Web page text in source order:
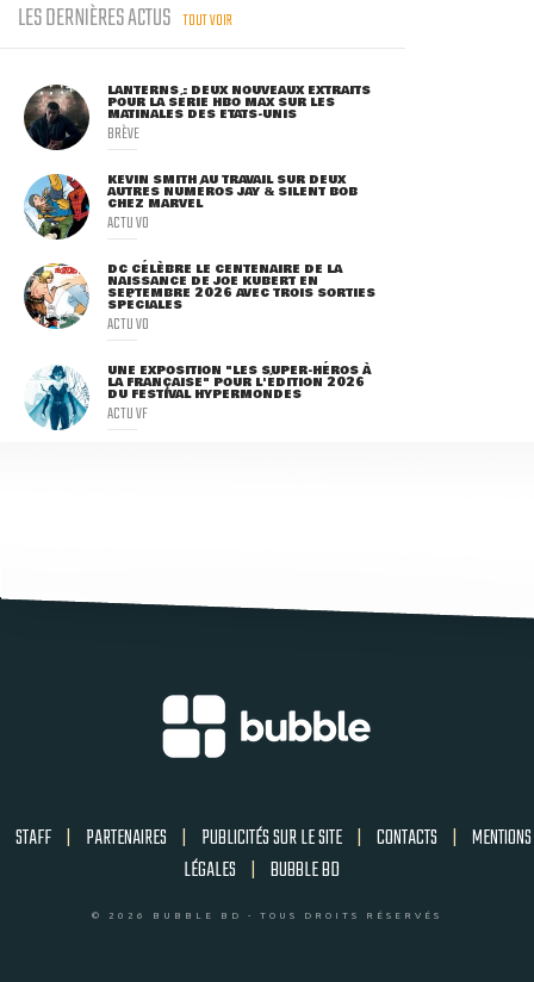
LES DERNIÈRES ACTUS TOUT VOIR
LANTERNS : DEUX NOUVEAUX EXTRAITS
POUR LA SÉRIE HBO MAX SUR LES
MATINALES DES ETATS-UNIS
BRÈVE
KEVIN SMITH AU TRAVAIL SUR DEUX
AUTRES NUMÉROS JAY & SILENT BOB
CHEZ MARVEL
ACTU VO
DC CÉLÈBRE LE CENTENAIRE DE LA
NAISSANCE DE JOE KUBERT EN
SEPTEMBRE 2026 AVEC TROIS SORTIES
SPÉCIALES
ACTU VO
UNE EXPOSITION "LES SUPER-HÉROS À
LA FRANÇAISE" POUR L'ÉDITION 2026
DU FESTIVAL HYPERMONDES
ACTU VF
STAFF | PARTENAIRES | PUBLICITÉS SUR LE SITE | CONTACTS | MENTIONS
LÉGALES | BUBBLE BD
© 2026 BUBBLE BD - TOUS DROITS RÉSERVÉS